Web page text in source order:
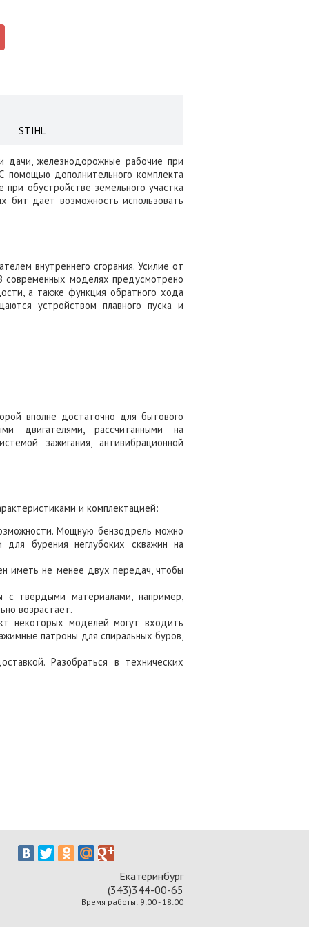
STIHL
дачи, железнодорожные рабочие при
помощью дополнительного комплекта
обустройстве земельного участка
бит дает возможность использовать
внутреннего сгорания. Усилие от
современных моделях предусмотрено
а также функция обратного хода
устройством плавного пуска и
вполне достаточно для бытового
двигателями, рассчитанными на
зажигания, антивибрационной
и комплектацией:
Мощную бензодрель можно
бурения неглубоких скважин на
иметь не менее двух передач, чтобы
твердыми материалами, например,
возрастает.
некоторых моделей могут входить
патроны для спиральных буров,
Разобраться в технических
Екатеринбург
(343)344-00-65
Время работы: 9:00 - 18:00